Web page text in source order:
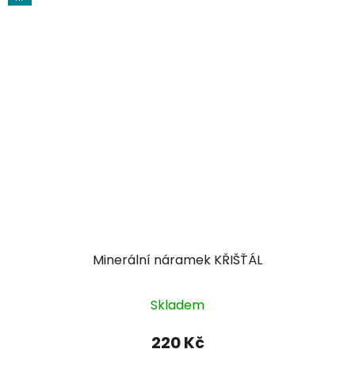
Minerální náramek KŘIŠŤÁL
hodnocení
produktu
Skladem
220 Kč